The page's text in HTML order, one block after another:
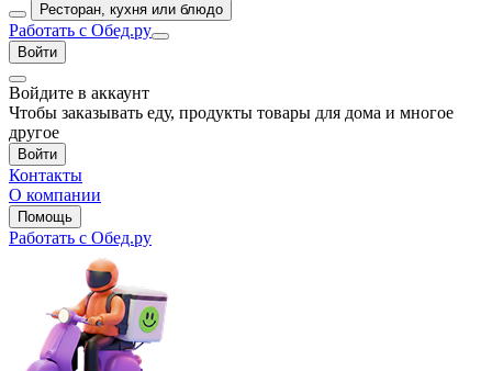
Ресторан, кухня или блюдо
Работать с Обед.ру
Войти
Войдите в аккаунт
Чтобы заказывать еду, продукты товары для дома и многое
другое
Войти
Контакты
О компании
Помощь
Работать с Обед.ру